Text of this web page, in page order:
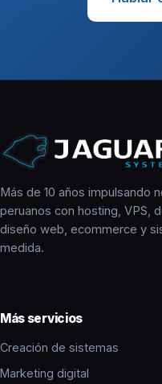
Más de 10 años impulsando
peruanos con hosting, VPS,
diseño web, ecommerce y
medida.
Más servicios
Creación de sistemas
Marketing digital